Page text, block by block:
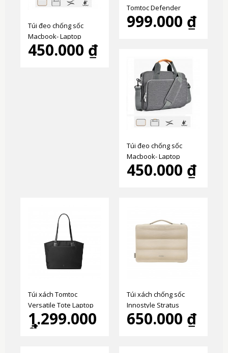
Túi đeo chống sốc
Macbook- Laptop
13.3"/14" cao cấp - T117
450.000 ₫
Tomtoc Defender
Shoulder Bag Laptop –
A40
999.000 ₫
Túi đeo chống sốc
Macbook- Laptop
13.3"/14" cao cấp - T117
450.000 ₫
Túi xách Tomtoc
Versatile Tote Laptop
T23 - năm 2025
1.299.000
₫
Túi xách chống sốc
Innostyle Stratus
Carrying Laptop
650.000 ₫